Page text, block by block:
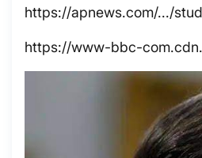
https://apnews.com/.../
https://www-bbc-